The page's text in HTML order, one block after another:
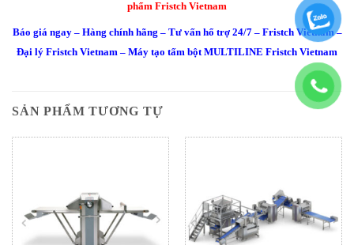
phẩm Fristch Vietnam
Báo giá ngay – Hàng chính hãng – Tư vấn hổ trợ 24/7 – Fristch Vietnam –
Đại lý Fristch Vietnam – Máy tạo tấm bột MULTILINE Fristch Vietnam
SẢN PHẨM TƯƠNG TỰ